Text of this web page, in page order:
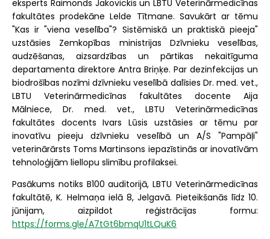
eksperts Raimonds Jakovickis un LBTU Veterinārmedicīnas
fakultātes prodekāne Lelde Tītmane. Savukārt ar tēmu
"Kas ir "viena veselība"? Sistēmiskā un praktiskā pieeja"
uzstāsies Zemkopības ministrijas Dzīvnieku veselības,
audzēšanas, aizsardzības un pārtikas nekaitīguma
departamenta direktore Antra Briņķe. Par dezinfekcijas un
biodrošības nozīmi dzīvnieku veselībā dalīsies Dr. med. vet.,
LBTU Veterinārmedicīnas fakultātes docente Aija
Mālniece, Dr. med. vet., LBTU Veterinārmedicīnas
fakultātes docents Ivars Lūsis uzstāsies ar tēmu par
inovatīvu pieeju dzīvnieku veselībā un A/S "Pampāļi"
veterinārārsts Toms Martinsons iepazīstinās ar inovatīvām
tehnoloģijām liellopu slimību profilaksei.
Pasākums notiks B100 auditorijā, LBTU Veterinārmedicīnas
fakultātē, K. Helmaņa ielā 8, Jelgavā. Pieteikšanās līdz 10.
jūnijam, aizpildot reģistrācijas formu:
https://forms.gle/A7tGt6bmqU1tLQuK6